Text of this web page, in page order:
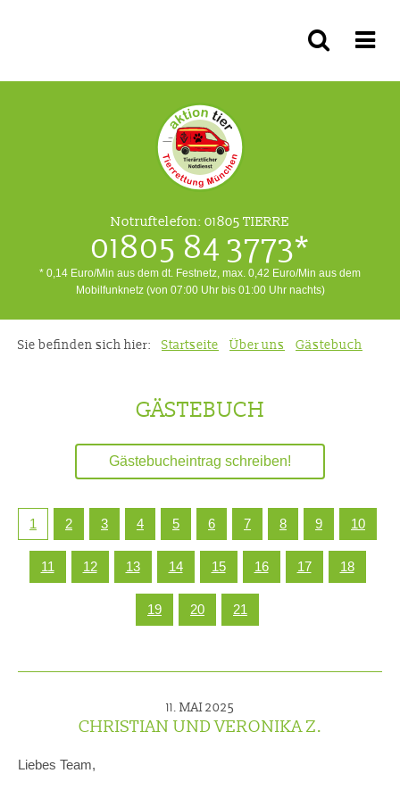
Notruftelefon: 01805 TIERRE
01805 84 3773*
* 0,14 Euro/Min aus dem dt. Festnetz, max. 0,42 Euro/Min aus dem
Mobilfunknetz (von 07:00 Uhr bis 01:00 Uhr nachts)
Sie befinden sich hier: Startseite Über uns Gästebuch
GÄSTEBUCH
Gästebucheintrag schreiben!
1 2 3 4 5 6 7 8 9 10
11 12 13 14 15 16 17 18
19 20 21
11. MAI 2025
CHRISTIAN UND VERONIKA Z.
Liebes Team,